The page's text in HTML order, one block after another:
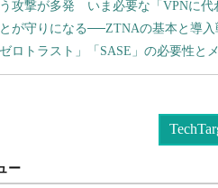
攻撃が多発 いま必要な「VPNに代
とが守りになる──ZTNAの基本と導
ロトラスト」「SASE」の必要性と